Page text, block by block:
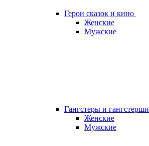
Герои сказок и кино
Женские
Мужские
Гангстеры и гангстерши
Женские
Мужские